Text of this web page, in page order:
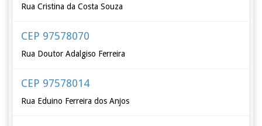
Rua Cristina da Costa Souza
CEP 97578070
Rua Doutor Adalgiso Ferreira
CEP 97578014
Rua Eduino Ferreira dos Anjos